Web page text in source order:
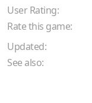
User Rating:
Rate this game:
Updated:
See also: